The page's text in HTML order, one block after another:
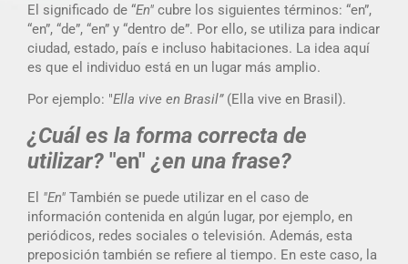
El significado de “En" cubre los siguientes términos: “en”,
“en”, “de”, “en” y “dentro de”. Por ello, se utiliza para indicar
ciudad, estado, país e incluso habitaciones. La idea aquí
es que el individuo está en un lugar más amplio.
Por ejemplo: "Ella vive en Brasil” (Ella vive en Brasil).
¿Cuál es la forma correcta de
utilizar? "en" ¿en una frase?
El "En" También se puede utilizar en el caso de
información contenida en algún lugar, por ejemplo, en
periódicos, redes sociales o televisión. Además, esta
preposición también se refiere al tiempo. En este caso, la